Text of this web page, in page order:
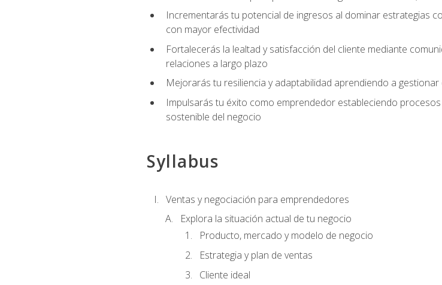
Incrementarás tu potencial de ingresos al dominar estrategias
con mayor efectividad
Fortalecerás la lealtad y satisfacción del cliente mediante
relaciones a largo plazo
Mejorarás tu resiliencia y adaptabilidad aprendiendo a
Impulsarás tu éxito como emprendedor estableciendo
sostenible del negocio
Syllabus
Ventas y negociación para emprendedores
Explora la situación actual de tu negocio
Producto, mercado y modelo de negocio
Estrategia y plan de ventas
Cliente ideal